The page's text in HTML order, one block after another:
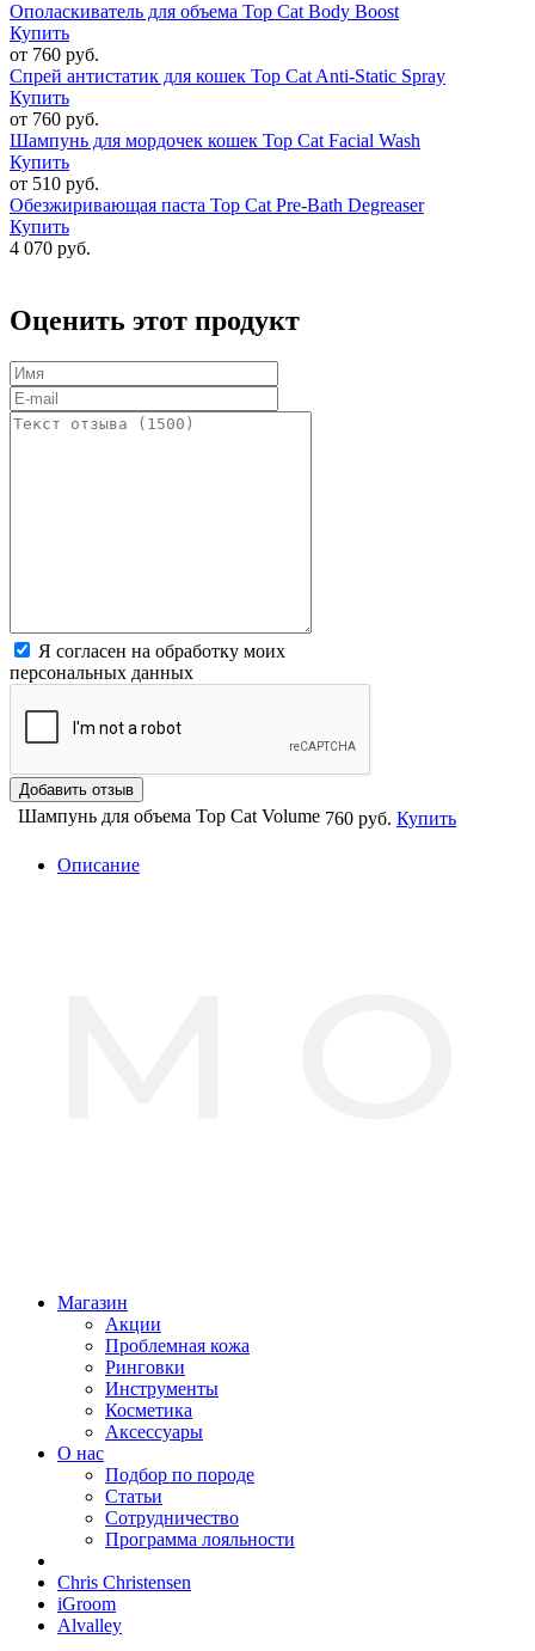
Ополаскиватель для объема Top Cat Body Boost
Купить
от 760 руб.
Спрей антистатик для кошек Top Cat Anti-Static Spray
Купить
от 760 руб.
Шампунь для мордочек кошек Top Cat Facial Wash
Купить
от 510 руб.
Обезжиривающая паста Top Cat Pre-Bath Degreaser
Купить
4 070 руб.
Оценить этот продукт
Я согласен на обработку моих
персональных данных
Шампунь для объема Top Cat Volume 760 руб. Купить
Описание
Магазин
Акции
Проблемная кожа
Ринговки
Инструменты
Косметика
Аксессуары
О нас
Подбор по породе
Статьи
Сотрудничество
Программа лояльности
Chris Christensen
iGroom
Alvalley